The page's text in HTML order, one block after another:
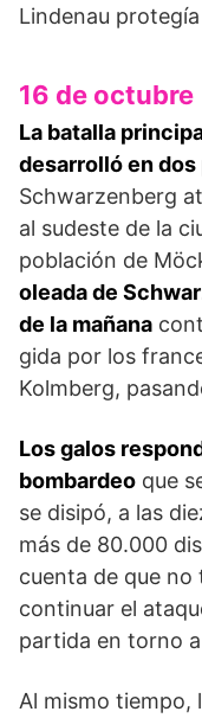
Lindenau
16 de octubre
La batalla
desarrolló en
Schwarzenberg
al sudeste de la
población de
oleada de
de la mañana
gida por los
Kolmberg,
Los galos
bombardeo que
se disipó, a las
más de 80.000
cuenta de que no
continuar el
partida en torno
Al mismo tiempo,